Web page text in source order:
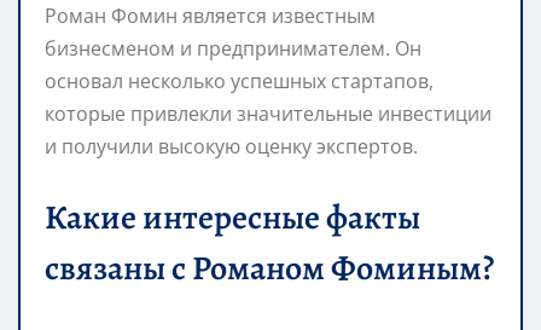
Роман Фомин является известным
бизнесменом и предпринимателем. Он
основал несколько успешных стартапов,
которые привлекли значительные инвестиции
и получили высокую оценку экспертов.
Какие интересные факты
связаны с Романом Фоминым?